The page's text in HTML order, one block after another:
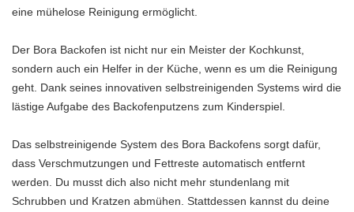
eine mühelose Reinigung ermöglicht.
Der Bora Backofen ist nicht nur ein Meister der Kochkunst,
sondern auch ein Helfer in der Küche, wenn es um die Reinigung
geht. Dank seines innovativen selbstreinigenden Systems wird die
lästige Aufgabe des Backofenputzens zum Kinderspiel.
Das selbstreinigende System des Bora Backofens sorgt dafür,
dass Verschmutzungen und Fettreste automatisch entfernt
werden. Du musst dich also nicht mehr stundenlang mit
Schrubben und Kratzen abmühen. Stattdessen kannst du deine